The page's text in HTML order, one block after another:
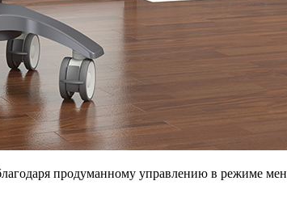
продуманному управлению в режиме